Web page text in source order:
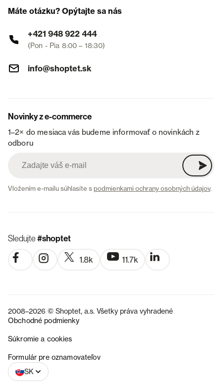
Máte otázku? Opýtajte sa nás
+421 948 922 444
(Pon - Pia 8:00 – 18:30)
info@shoptet.sk
Novinky z e-commerce
1–2× do mesiaca vás budeme informovať o novinkách z
odboru
Vložením e-mailu súhlasíte spodmienkami ochrany osobných údajov.
Sledujte#shoptet
1.8k 11.7k
2008–2026 © Shoptet, a.s. Všetky práva vyhradené
Obchodné podmienky
Súkromie a cookies
Formulár pre oznamovateľov
SK